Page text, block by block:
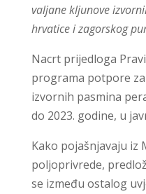
valjane kljunove
hrvatice i zagorskog
Nacrt prijedloga
programa potpore
izvornih pasmina
do 2023. godine, u
Kako pojašnjavaju iz
poljoprivrede,
se između ostalog